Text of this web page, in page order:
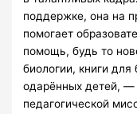
поддержке, она на
помогает
помощь, будь то
биологии, книги
одарённых детей, —
педагогической